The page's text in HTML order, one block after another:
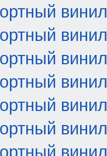
винил
винил
винил
винил
винил
винил
винил